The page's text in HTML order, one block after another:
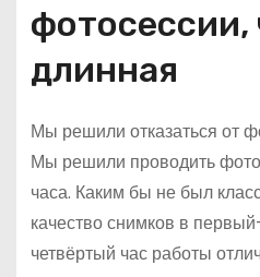
фотосессии,
длинная
Мы решили отказаться от
Мы решили проводить
часа. Каким бы не был
качество снимков в
четвёртый час работы